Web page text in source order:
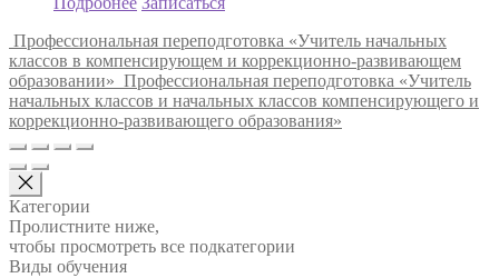
Профессиональная переподготовка «Учитель начальных
классов в компенсирующем и коррекционно-развивающем
образовании» Профессиональная переподготовка «Учитель
начальных классов и начальных классов компенсирующего и
коррекционно-развивающего образования»
Категории
Пролистните ниже,
чтобы просмотреть все подкатегории
Виды обучения